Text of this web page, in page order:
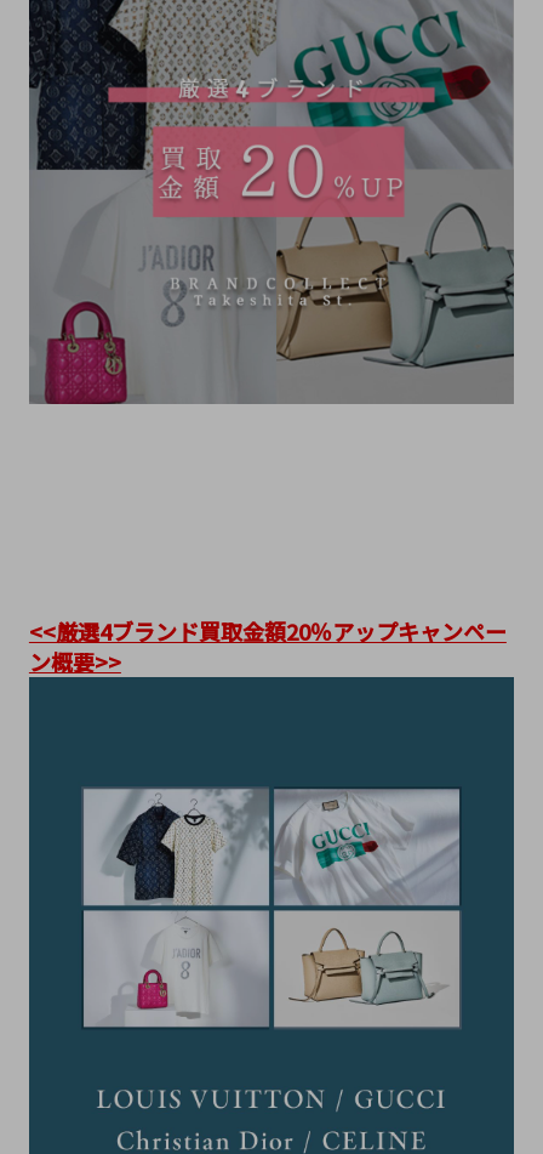
<<厳選4ブランド買取金額20％アップキャンペー
ン概要>>